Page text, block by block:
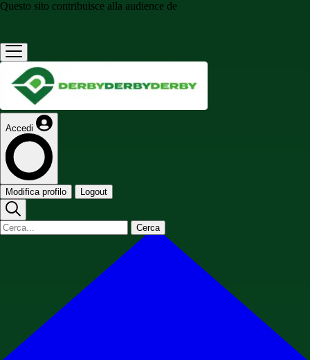
Questo sito contribuisce alla audience de
Accedi
Modifica profilo Logout
Cerca